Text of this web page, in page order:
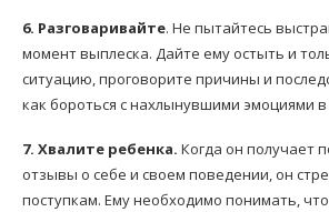
6. Разговаривайте. Не пытайтесь
момент выплеска. Дайте ему остыть и
ситуацию, проговорите причины и
как бороться с нахлынувшими эмоциями
7. Хвалите ребенка. Когда он получает
отзывы о себе и своем поведении, он
поступкам. Ему необходимо понимать,